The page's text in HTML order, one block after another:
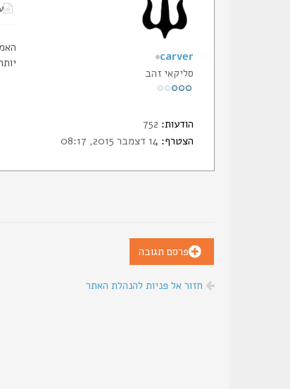
carver
סליקאי זהב
הודעות:
הצטרף:
פרסם תגובה
חזור אל פניות להנהלת האתר